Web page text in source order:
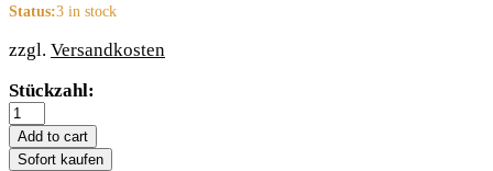
Status:3 in stock
zzgl. Versandkosten
Trixie
Holzleiter
-
24
Stückzahl:
Add to cart
Sofort kaufen